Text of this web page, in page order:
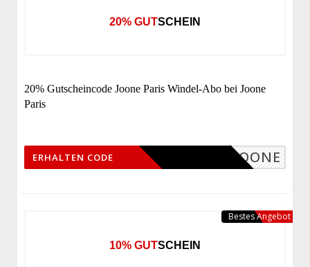
20% GUTSCHEIN
20% Gutscheincode Joone Paris Windel-Abo bei Joone
Paris
INEJOONE
ERHALTEN CODE
10% GUTSCHEIN
Bestes Angebot